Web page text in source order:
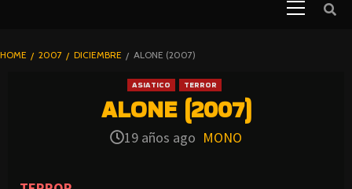
BLOGHORROR
HOME 2007 DICIEMBRE ALONE (2007)
ASIATICO TERROR
ALONE (2007)
19 años ago MONO